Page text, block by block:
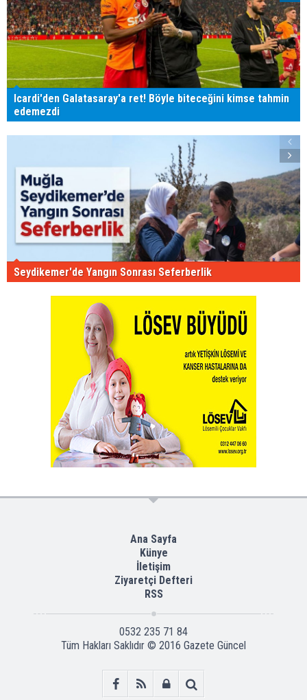
Icardi'den Galatasaray'a ret! Böyle biteceğini kimse tahmin
edemezdi
Seydikemer'de Yangın Sonrası Seferberlik
Ana Sayfa
Künye
İletişim
Ziyaretçi Defteri
RSS
0532 235 71 84
Tüm Hakları Saklıdır © 2016 Gazete Güncel